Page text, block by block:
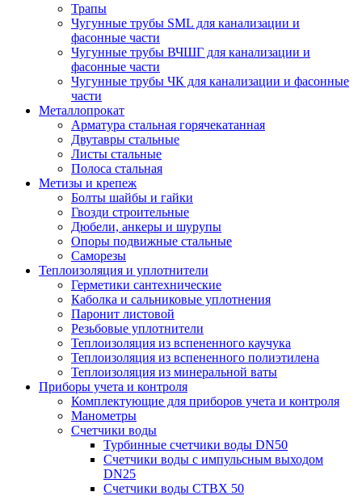
Трапы
Чугунные трубы SML для канализации и
фасонные части
Чугунные трубы ВЧШГ для канализации и
фасонные части
Чугунные трубы ЧК для канализации и фасонные
части
Металлопрокат
Арматура стальная горячекатанная
Двутавры стальные
Листы стальные
Полоса стальная
Метизы и крепеж
Болты шайбы и гайки
Гвозди строительные
Дюбели, анкеры и шурупы
Опоры подвижные стальные
Саморезы
Теплоизоляция и уплотнители
Герметики сантехнические
Каболка и сальниковые уплотнения
Паронит листовой
Резьбовые уплотнители
Теплоизоляция из вспененного каучука
Теплоизоляция из вспененного полиэтилена
Теплоизоляция из минеральной ваты
Приборы учета и контроля
Комплектующие для приборов учета и контроля
Манометры
Счетчики воды
Турбинные счетчики воды DN50
Счетчики воды с импульсным выходом
DN25
Счетчики воды СТВХ 50